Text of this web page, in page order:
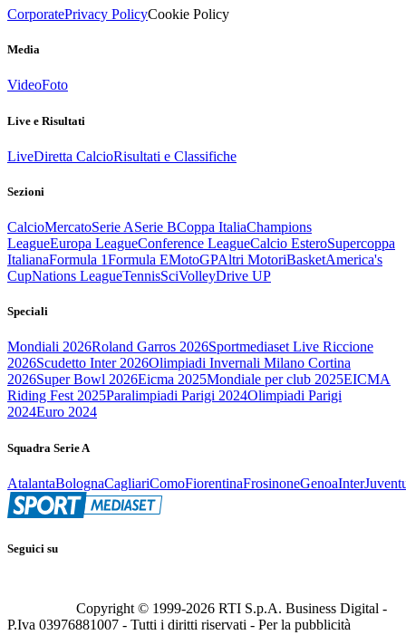
CorporatePrivacy PolicyCookie Policy
Media
VideoFoto
Live e Risultati
LiveDiretta CalcioRisultati e Classifiche
Sezioni
CalcioMercatoSerie ASerie BCoppa ItaliaChampions
LeagueEuropa LeagueConference LeagueCalcio EsteroSupercoppa
ItalianaFormula 1Formula EMotoGPAltri MotoriBasketAmerica's
CupNations LeagueTennisSciVolleyDrive UP
Speciali
Mondiali 2026Roland Garros 2026Sportmediaset Live Riccione
2026Scudetto Inter 2026Olimpiadi Invernali Milano Cortina
2026Super Bowl 2026Eicma 2025Mondiale per club 2025EICMA
Riding Fest 2025Paralimpiadi Parigi 2024Olimpiadi Parigi
2024Euro 2024
Squadra Serie A
AtalantaBolognaCagliariComoFiorentinaFrosinoneGenoaInter
Seguici su
Copyright © 1999-2026 RTI S.p.A. Business Digital -
P.Iva 03976881007 - Tutti i diritti riservati - Per la pubblicità